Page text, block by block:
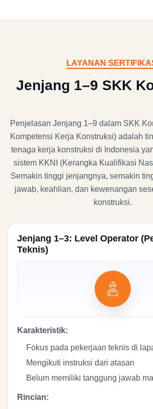
LAYANAN
Jenjang 1–9 SKK
Penjelasan Jenjang 1–9 dalam SKK
Kompetensi Kerja Konstruksi) adalah
tenaga kerja konstruksi di Indonesia
sistem KKNI (Kerangka Kualifikasi
Semakin tinggi jenjangnya, semakin
jawab, keahlian, dan kewenangan
konstruksi.
Jenjang 1–3: Level Operator
Teknis)
Karakteristik:
Fokus pada pekerjaan teknis di
Mengikuti instruksi dari atasan
Belum memiliki tanggung jawab
Rincian: